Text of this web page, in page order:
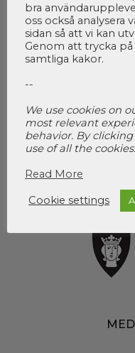
I
bra
oss också analysera
sidan så att vi kan
Genom att trycka
samtliga kakor.
--
We use cookies on
most relevant
behavior. By
use of all the cookies.
Read More
Cookie settings